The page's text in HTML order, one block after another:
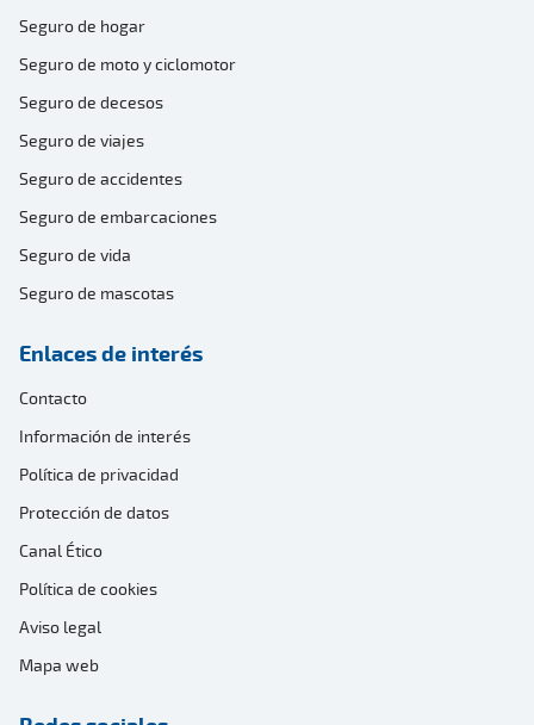
Seguro de hogar
Seguro de moto y ciclomotor
Seguro de decesos
Seguro de viajes
Seguro de accidentes
Seguro de embarcaciones
Seguro de vida
Seguro de mascotas
Enlaces de interés
Contacto
Información de interés
Política de privacidad
Protección de datos
Canal Ético
Política de cookies
Aviso legal
Mapa web